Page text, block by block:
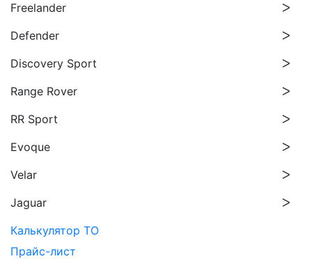
Freelander
Defender
Discovery Sport
Range Rover
RR Sport
Evoque
Velar
Jaguar
Калькулятор ТО
Прайс-лист